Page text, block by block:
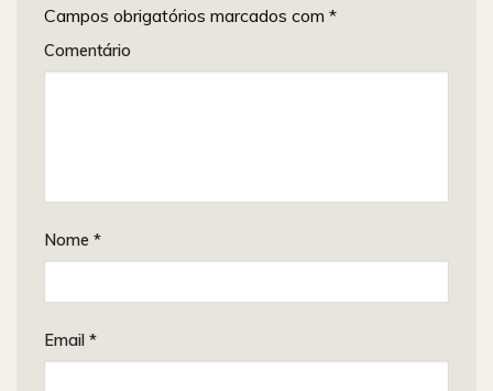
Campos obrigatórios marcados com *
Comentário
Nome *
Email *